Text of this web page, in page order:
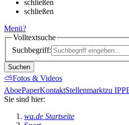
schließen
schließen
Menü?
Volltextsuche
Suchbegriff:
Suchen
⛅Fotos & Videos
AboePaperKontaktStellenmarktzu
Sie sind hier:
wa.de Startseite